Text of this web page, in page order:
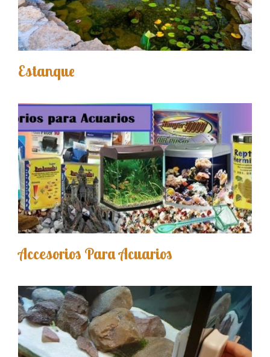
Estanque
Accesorios Para Acuarios